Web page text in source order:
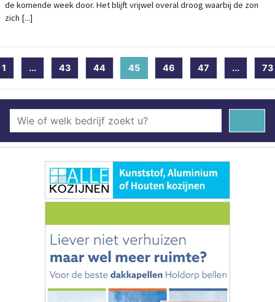
de komende week door. Het blijft vrijwel overal droog waarbij de zon
zich [...]
1 ... 43 44 45 (current)
46 47 ... 73